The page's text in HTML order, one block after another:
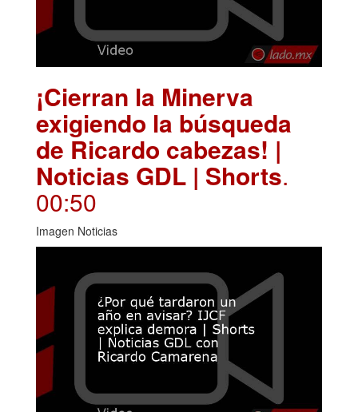
¡Cierran la Minerva
exigiendo la búsqueda
de Ricardo cabezas! |
Noticias GDL | Shorts.
00:50
Imagen Noticias